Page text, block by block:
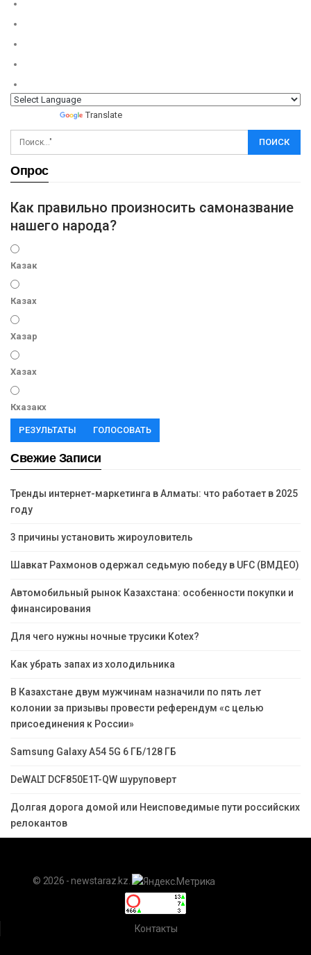
Translate
Опрос
Как правильно произносить самоназвание
нашего народа?
Казак
Казах
Хазар
Хазах
Кхазакх
РЕЗУЛЬТАТЫ ГОЛОСОВАТЬ
Свежие Записи
Тренды интернет-маркетинга в Алматы: что работает в 2025
году
3 причины установить жироуловитель
Шавкат Рахмонов одержал седьмую победу в UFC (ВМДЕО)
Автомобильный рынок Казахстана: особенности покупки и
финансирования
Для чего нужны ночные трусики Kotex?
Как убрать запах из холодильника
В Казахстане двум мужчинам назначили по пять лет
колонии за призывы провести референдум «с целью
присоединения к России»
Samsung Galaxy A54 5G 6 ГБ/128 ГБ
DeWALT DCF850E1T-QW шуруповерт
Долгая дорога домой или Неисповедимые пути российских
релокантов
© 2026 - newstaraz.kz.
Контакты